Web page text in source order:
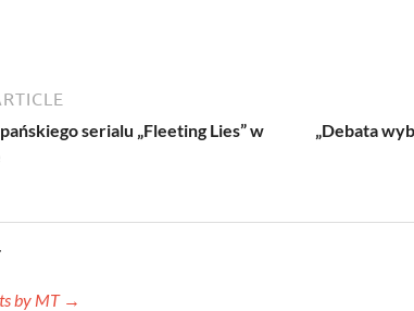
serialu „Fleeting Lies” w
„Debata
by MT →